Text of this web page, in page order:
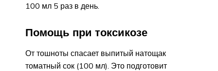
100 мл 5 раз в день.
Помощь при токсикозе
От тошноты спасает выпитый натощак
томатный сок (100 мл). Это подготовит